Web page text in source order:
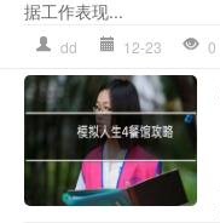
据工作表现...
dd 12-23 0